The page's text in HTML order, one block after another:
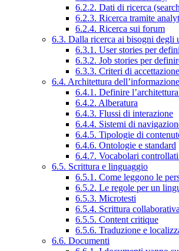
6.2.2. Dati di ricerca
6.2.3. Ricerca tramite
6.2.4. Ricerca sui forum
6.3. Dalla ricerca ai bisogni degli
6.3.1. User stories per
6.3.2. Job stories per
6.3.3. Criteri di accettazione
6.4. Architettura dell’informazione
6.4.1. Definire
6.4.2. Alberatura
6.4.3. Flussi di interazione
6.4.4. Sistemi di
6.4.5. Tipologie di
6.4.6. Ontologie e standard
6.4.7. Vocabolari
6.5. Scrittura e linguaggio
6.5.1. Come leggono le
6.5.2. Le regole per un
6.5.3. Microtesti
6.5.4. Scrittura collaborativa
6.5.5. Content critique
6.5.6. Traduzione e
6.6. Documenti